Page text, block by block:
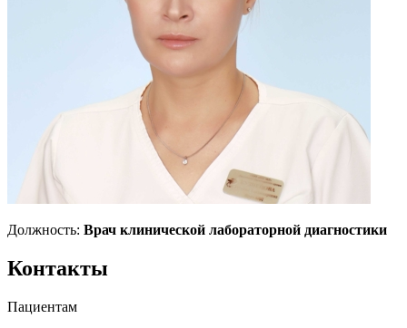
Должность: Врач клинической лабораторной диагностики
Контакты
Пациентам